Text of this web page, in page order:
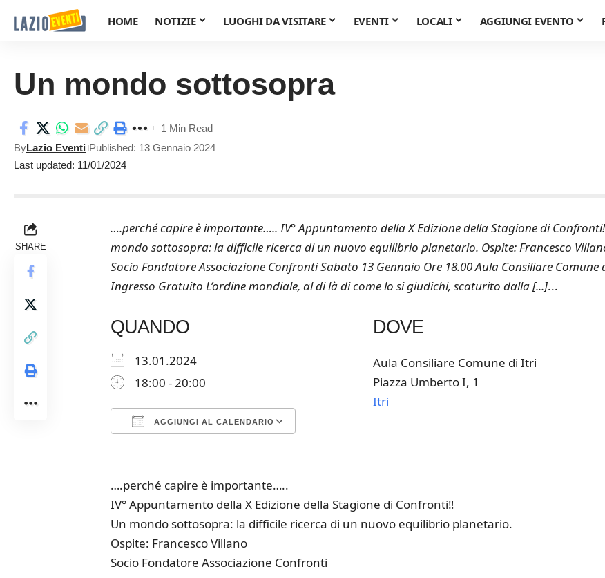
HOME NOTIZIE LUOGHI DA VISITARE EVENTI LOCALI AGGIUNGI EVENTO
Un mondo sottosopra
Last updated: 11/01/2024
ByLazio Eventi Published: 13 Gennaio 2024
1 Min Read
SHARE
….perché capire è importante….. IV° Appuntamento della X Edizione della Stagione di
mondo sottosopra: la difficile ricerca di un nuovo equilibrio planetario. Ospite: Francesco
Socio Fondatore Associazione Confronti Sabato 13 Gennaio Ore 18.00 Aula Consiliare Comune
Ingresso Gratuito L’ordine mondiale, al di là di come lo si giudichi, scaturito dalla [...]...
QUANDO
13.01.2024
18:00 - 20:00
AGGIUNGI AL CALENDARIO
DOVE
Aula Consiliare Comune di Itri
Piazza Umberto I, 1
Itri
….perché capire è importante…..
IV° Appuntamento della X Edizione della Stagione di Confronti‼️
Un mondo sottosopra: la difficile ricerca di un nuovo equilibrio planetario.
Ospite: Francesco Villano
Socio Fondatore Associazione Confronti